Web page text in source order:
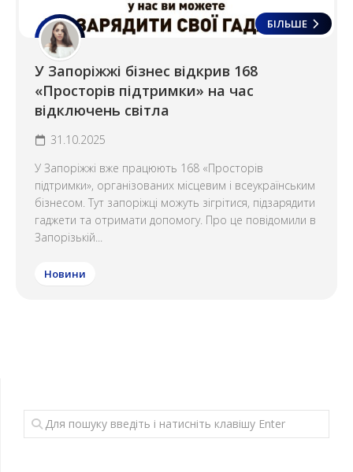
БІЛЬШЕ
У Запоріжжі бізнес відкрив 168
«Просторів підтримки» на час
відключень світла
31.10.2025
У Запоріжжі вже працюють 168 «Просторів
підтримки», організованих місцевим і всеукраїнським
бізнесом. Тут запоріжці можуть зігрітися, підзарядити
гаджети та отримати допомогу. Про це повідомили в
Запорізькій...
Новини